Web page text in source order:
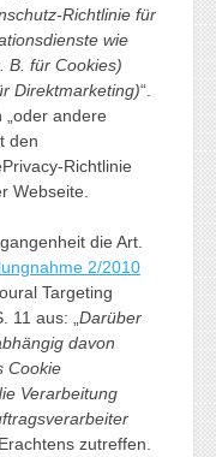
Richtlinie für
wie
B. für Cookies)
Direktmarketing)“.
andere
den
Richtlinie
Webseite.
die Art.
2/2010
Targeting
aus: „ Darüber
davon
Cookie
Verarbeitung
zutreffen.